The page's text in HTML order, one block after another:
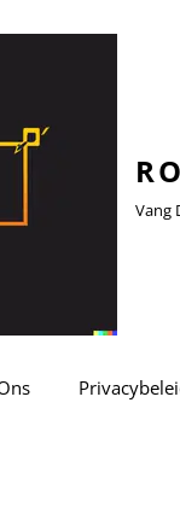
Vang